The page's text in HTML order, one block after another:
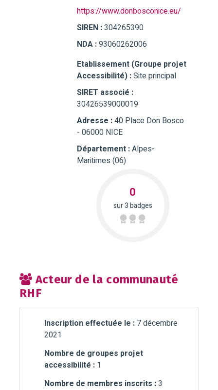
https://www.donbosconice.eu/
SIREN :304265390
NDA :93060262006
Etablissement (Groupe projet
Accessibilité) :Site principal
SIRET associé :
30426539000019
Adresse :40 Place Don Bosco
- 06000 NICE
Département :Alpes-
Maritimes (06)
0
sur 3 badges
Acteur de la communauté
RHF
Inscription effectuée le : 7 décembre
2021
Nombre de groupes projet
accessibilité : 1
Nombre de membres inscrits :3